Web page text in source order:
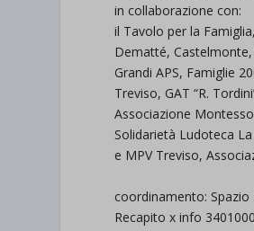
in collaborazione con:
il Tavolo per la
Dematté, Castelmonte,
Grandi APS, Famiglie
Treviso, GAT “R.
Associazione
Solidarietà Ludoteca
e MPV Treviso,
coordinamento: Spazio
Recapito x info